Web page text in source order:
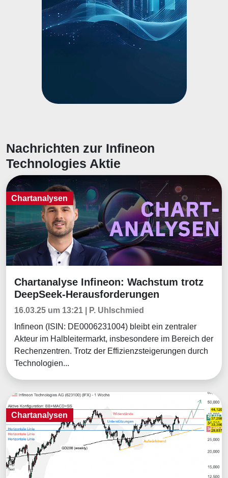
Nachrichten zur Infineon
Technologies Aktie
Chartanalysen
Chartanalysen
Chartanalyse Infineon: Wachstum trotz
DeepSeek-Herausforderungen
16.03.25 um 13:21 | P. Uhlschmied
Infineon (ISIN: DE0006231004) bleibt ein zentraler
Akteur im Halbleitermarkt, insbesondere im Bereich der
Rechenzentren. Trotz der Effizienzsteigerungen durch
Technologien...
Chartanalysen